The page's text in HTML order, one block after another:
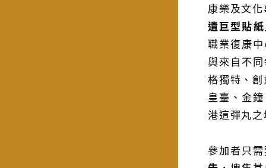
康樂及文
遺巨型貼
職業復康
與來自不
格獨特、
皇臺、金
港這彈丸
參加者只